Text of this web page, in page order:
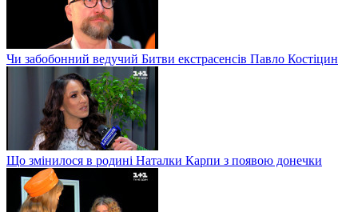
Чи забобонний ведучий Битви екстрасенсів Павло Костіцин
Що змінилося в родині Наталки Карпи з появою донечки